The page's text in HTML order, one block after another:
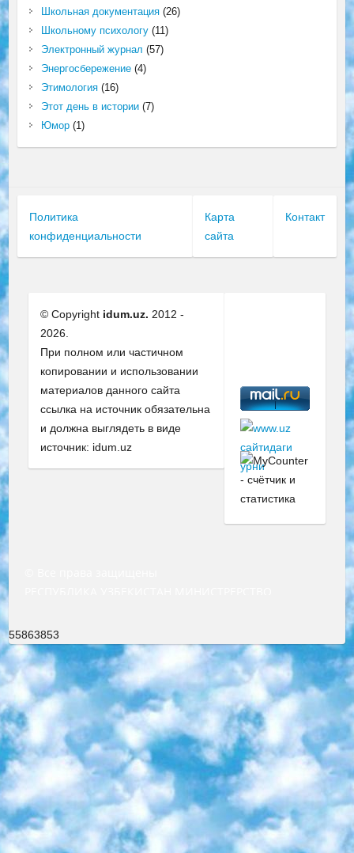
Школьная документация(26)
Школьному психологу(11)
Электронный журнал (57)
Энергосбережение(4)
Этимология(16)
Этот день в истории(7)
Юмор(1)
Политика
конфиденциальности
Карта
сайта
Контакт
© Copyright idum.uz. 2012 -
2026.
При полном или частичном
копировании и использовании
материалов данного сайта
ссылка на источник обязательна
и должна выглядеть в виде
источник: idum.uz
55863853